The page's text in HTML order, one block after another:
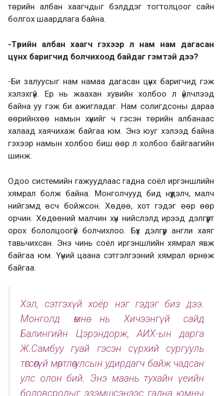
төрийн албан хаагчдыг бэлддэг тогтолцоог сайн
болгох шаардлага байна.
-Төрийн албан хаагч гэхээр л нам нам дагасан
цүнх баригчид болчихоод байдаг гэмтэй дээ?
-Би залуусыг нам намаа дагасан цүнх баригчид гэж
хэлэхгүй. Ер нь жаахан хувийн холбоо л үйлчлээд
байна уу гэж би ажигладаг. Нам солигдсоны дараа
өөрийнхөө намын хүнийг ч гэсэн төрийн албанаас
халаад хаячихаж байгаа юм. Энэ юуг хэлээд байна
гэхээр намын холбоо биш өөр л холбоо байгаагийн
шинж.
Одоо системийн гажуудлаас гадна соёл иргэншлийн
хямрал болж байна. Монголчууд бид нүүдэлч, малч
нийгэмд өсч бойжсон. Хөдөө, хот гэдэг өөр өөр
орчин. Хөдөөний малчин хүн нийслэлд ирээд дэлгүүрт
орох бололцоогүй болчихлоо. Бүх дэлгүүр англи хаяг
тавьчихсан. Энэ чинь соёл иргэншлийн хямрал явж
байгаа юм. Үүний цаана сэтгэлгээний хямрал өрнөж
байгаа.
Хэл, сэтгэхүй хоёр нэг гэдэг биз дээ.
Монголд өмнө нь Хичээнгүй сайд
Балингийн Цэрэндорж, АИХ-ын дарга
Ж.Самбуу гуай гэсэн сүрхий сургууль
төгсөөгүй мөртлөө улсын удирдагч байж чадсан
улс олон бий. Энэ маань тухайн үеийн
боловсролыг эзэмшсэнээс гадна юмны